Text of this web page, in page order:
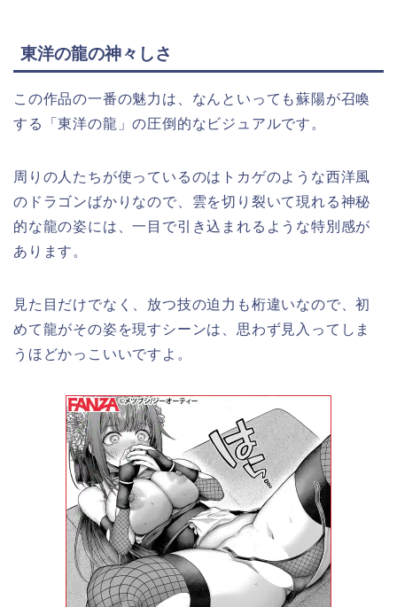
東洋の龍の神々しさ
この作品の一番の魅力は、なんといっても蘇陽が召喚
する「東洋の龍」の圧倒的なビジュアルです。
周りの人たちが使っているのはトカゲのような西洋風
のドラゴンばかりなので、雲を切り裂いて現れる神秘
的な龍の姿には、一目で引き込まれるような特別感が
あります。
見た目だけでなく、放つ技の迫力も桁違いなので、初
めて龍がその姿を現すシーンは、思わず見入ってしま
うほどかっこいいですよ。